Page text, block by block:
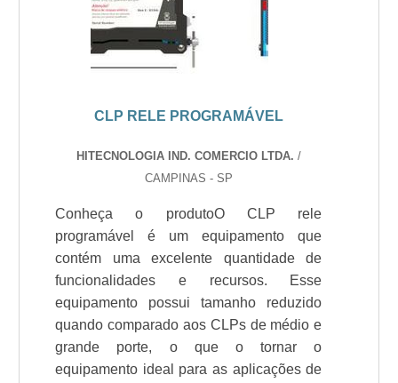
CLP RELE PROGRAMÁVEL
HITECNOLOGIA IND. COMERCIO LTDA. /
CAMPINAS - SP
Conheça o produtoO CLP rele
programável é um equipamento que
contém uma excelente quantidade de
funcionalidades e recursos. Esse
equipamento possui tamanho reduzido
quando comparado aos CLPs de médio e
grande porte, o que o tornar o
equipamento ideal para as aplicações de